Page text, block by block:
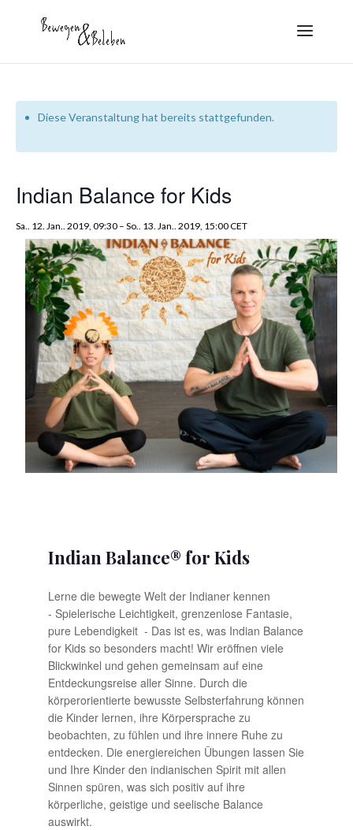
Diese Veranstaltung hat bereits stattgefunden.
Indian Balance for Kids
Sa.. 12. Jan.. 2019, 09:30 – So.. 13. Jan.. 2019, 15:00CET
Indian Balance® for Kids
Lerne die bewegte Welt der Indianer kennen
- Spielerische Leichtigkeit, grenzenlose Fantasie,
pure Lebendigkeit - Das ist es, was Indian Balance
for Kids so besonders macht! Wir eröffnen viele
Blickwinkel und gehen gemeinsam auf eine
Entdeckungsreise aller Sinne. Durch die
körperorientierte bewusste Selbsterfahrung können
die Kinder lernen, ihre Körpersprache zu
beobachten, zu fühlen und ihre innere Ruhe zu
entdecken. Die energiereichen Übungen lassen Sie
und Ihre Kinder den indianischen Spirit mit allen
Sinnen spüren, was sich positiv auf ihre
körperliche, geistige und seelische Balance
auswirkt.